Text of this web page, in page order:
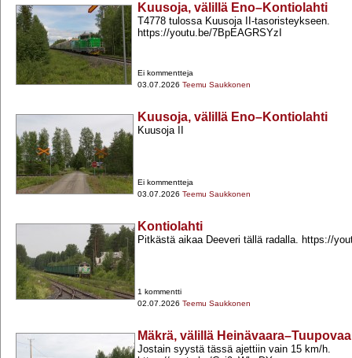
Kuusoja, välillä Eno–Kontiolahti
T4778 tulossa Kuusoja II-​tasoristeykseen.
https://youtu.be/7BpEAGRSYzI
Ei kommentteja
03.07.2026 Teemu Saukkonen
Kuusoja, välillä Eno–Kontiolahti
Kuusoja II
Ei kommentteja
03.07.2026 Teemu Saukkonen
Kontiolahti
Pitkästä aikaa Deeveri tällä radalla. https://
1 kommentti
02.07.2026 Teemu Saukkonen
Mäkrä, välillä
Jostain syystä tässä ajettiin vain 15 km/h.